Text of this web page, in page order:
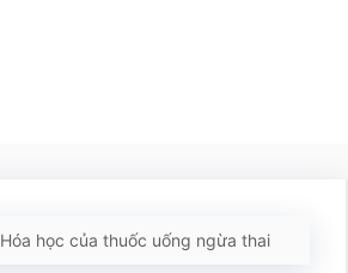
Hóa học của thuốc uống ngừa thai